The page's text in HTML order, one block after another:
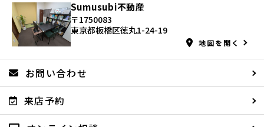
Sumusubi不動産
〒1750083
東京都板橋区徳丸1-24-19
地図を開く
お問い合わせ
来店予約